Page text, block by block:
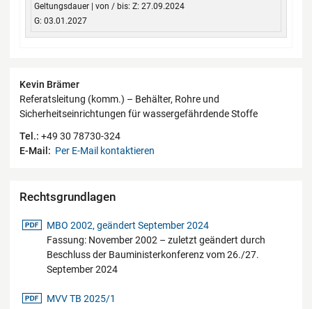
Z: 27.09.2024
G: 03.01.2027
Kontaktdaten
Kevin Brämer
Referatsleitung (komm.) – Behälter, Rohre und
Sicherheitseinrichtungen für wassergefährdende Stoffe
Tel.: +49 30 78730-324
E-Mail: Per E-Mail kontaktieren
Rechtsgrundlagen
pdf-Datei
MBO 2002, geändert September 2024
Fassung: November 2002 – zuletzt geändert durch
Beschluss der Bauministerkonferenz vom 26./27.
September 2024
pdf-Datei
MVV TB 2025/1